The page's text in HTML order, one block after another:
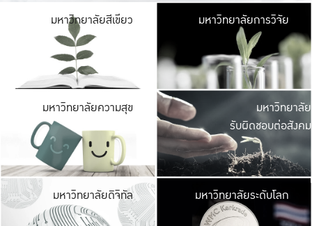
มหาวิทยาลัยสีเขียว มหาวิ
มีพื้นที่เขียวสดใส
เป็นป่าในเมือง เกษต
มหาวิทยาลัยการวิจัย
มหาวิทยาลัยความสุข มหาวิ
ค
เปิดประ
และพบเรื่องราวใ
มหาวิทยาลัย
รับผิดชอบต่อสังคม
มหาวิทยาลัยดิจิทัล มหาวิ
เปลี่ยนแปลง แล
มหาวิทยาลัยระดับโลก